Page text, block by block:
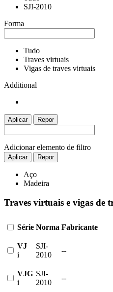
SJI-2010
Forma
Tudo
Traves virtuais
Vigas de traves virtuais
Additional
Aplicar Repor
Adicionar elemento de filtro
Aplicar Repor
Aço
Madeira
Traves virtuais e vigas de
Série Norma Fabricante
VJ
i
SJI-
2010
--
VJG
i
SJI-
2010
--